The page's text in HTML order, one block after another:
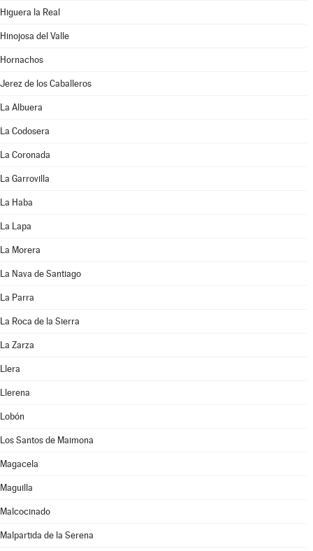
Higuera la Real
Hinojosa del Valle
Hornachos
Jerez de los Caballeros
La Albuera
La Codosera
La Coronada
La Garrovilla
La Haba
La Lapa
La Morera
La Nava de Santiago
La Parra
La Roca de la Sierra
La Zarza
Llera
Llerena
Lobón
Los Santos de Maimona
Magacela
Maguilla
Malcocinado
Malpartida de la Serena